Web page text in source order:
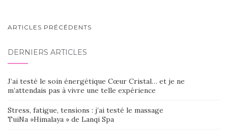
NAVIGATION
SEIN
DES
ARTICLES
ARTICLES PRÉCÉDENTS
DERNIERS ARTICLES
J’ai testé le soin énergétique Cœur Cristal… et je ne
m’attendais pas à vivre une telle expérience
Stress, fatigue, tensions : j’ai testé le massage
TuiNa »Himalaya » de Lanqi Spa